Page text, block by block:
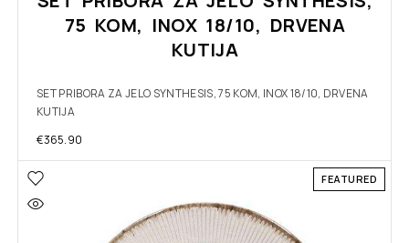
75 KOM, INOX 18/10, DRVENA
KUTIJA
SET PRIBORA ZA JELO SYNTHESIS, 75 KOM, INOX 18/10, DRVENA
KUTIJA
€365.90
FEATURED